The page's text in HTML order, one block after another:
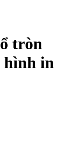
tròn
hình in